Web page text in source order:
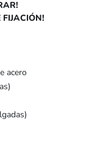
FIJACIÓN!
acero